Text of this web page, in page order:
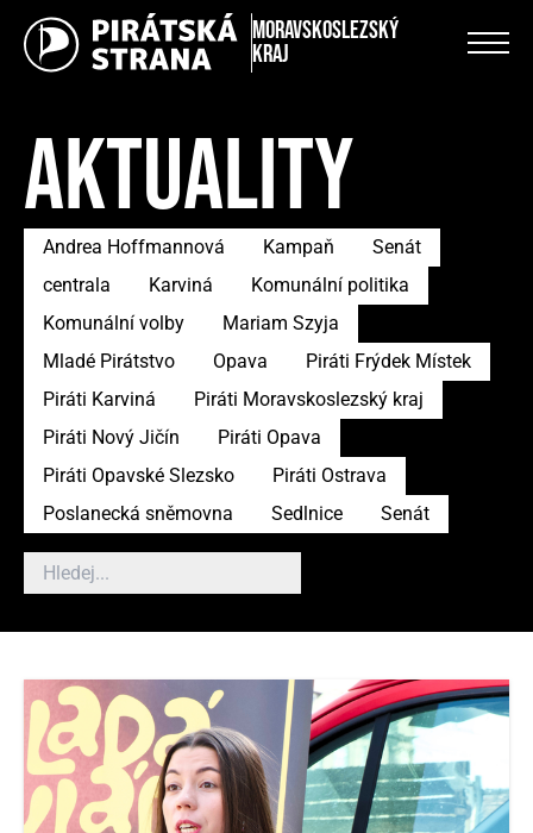
Moravskoslezský
kraj
AKTUALITY
Andrea Hoffmannová Kampaň
Senát
centrala
Karviná
Komunální politika
Komunální volby
Mariam Szyja
Mladé Pirátstvo
Opava
Piráti Frýdek Místek
Piráti Karviná
Piráti Moravskoslezský kraj
Piráti Nový Jičín
Piráti Opava
Piráti Opavské Slezsko
Piráti Ostrava
Poslanecká sněmovna
Sedlnice Senát